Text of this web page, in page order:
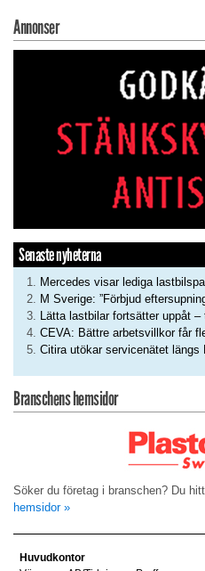
Annonser
Senaste nyheterna
Mercedes visar lediga
M Sverige: ”Förbjud
Lätta lastbilar fortsätter uppåt –
CEVA: Bättre arbetsvillkor får
Citira utökar servicenätet längs
Branschens hemsidor
Söker du företag i branschen? Du
hemsidor »
Huvudkontor